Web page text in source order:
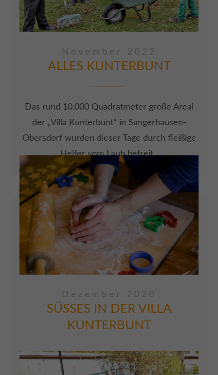
November 2022
ALLES KUNTERBUNT
Das rund 10.000 Quadratmeter große Areal
der „Villa Kunterbunt“ in Sangerhausen-
Obersdorf wurden dieser Tage durch fleißige
Helfer vom Laub befreit.
ARTIKEL LESEN
Dezember 2020
SÜSSES IN DER VILLA
KUNTERBUNT
In der „Villa Kunterbunt“ in Sangerhausen